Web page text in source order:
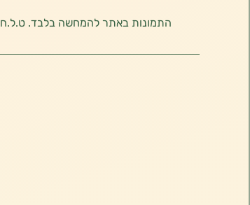
התמונות באתר להמחשה בלבד. ט.ל.ח